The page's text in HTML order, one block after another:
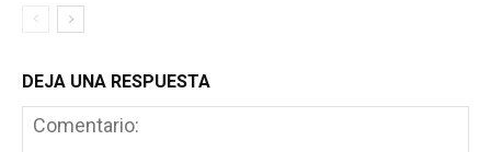
DEJA UNA RESPUESTA